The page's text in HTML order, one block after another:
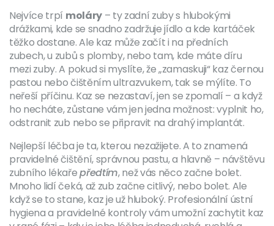
Nejvíce trpí moláry– ty zadní zuby s hlubokými
drážkami, kde se snadno zadržuje jídlo a kde kartáček
těžko dostane. Ale kaz může začít i na předních
zubech, u zubů s plomby, nebo tam, kde máte díru
mezi zuby. A pokud si myslíte, že „zamaskuji“ kaz černou
pastou nebo čištěním ultrazvukem, tak se mýlíte. To
neřeší příčinu. Kaz se nezastaví, jen se zpomalí – a když
ho necháte, zůstane vám jen jedna možnost: vyplnit ho,
odstranit zub nebo se připravit na drahý implantát.
Nejlepší léčba je ta, kterou nezažijete. A to znamená
pravidelné čištění, správnou pastu, a hlavně – návštěvu
zubního lékařepředtím, než vás něco začne bolet.
Mnoho lidí čeká, až zub začne citlivý, nebo bolet. Ale
když se to stane, kaz je už hluboký. Profesionální ústní
hygiena a pravidelné kontroly vám umožní zachytit kaz